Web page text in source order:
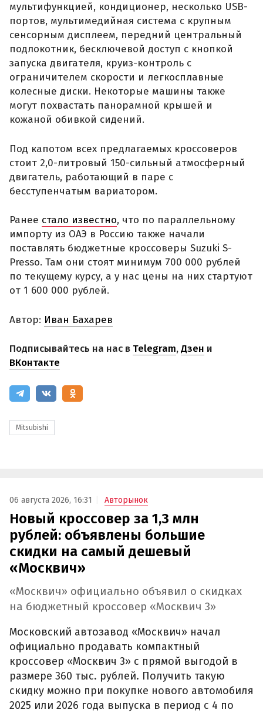
мультифункцией, кондиционер, несколько USB-
портов, мультимедийная система с крупным
сенсорным дисплеем, передний центральный
подлокотник, бесключевой доступ с кнопкой
запуска двигателя, круиз-контроль с
ограничителем скорости и легкосплавные
колесные диски. Некоторые машины также
могут похвастать панорамной крышей и
кожаной обивкой сидений.
Под капотом всех предлагаемых кроссоверов
стоит 2,0-литровый 150-сильный атмосферный
двигатель, работающий в паре с
бесступенчатым вариатором.
Ранее стало известно, что по параллельному
импорту из ОАЭ в Россию также начали
поставлять бюджетные кроссоверы Suzuki S-
Presso. Там они стоят минимум 700 000 рублей
по текущему курсу, а у нас цены на них стартуют
от 1 600 000 рублей.
Автор: Иван Бахарев
Подписывайтесь на нас в Telegram,Дзен и
ВКонтакте
Mitsubishi
06 августа 2026, 16:31 Авторынок
Новый кроссовер за 1,3 млн
рублей: объявлены большие
скидки на самый дешевый
«Москвич»
«Москвич» официально объявил о скидках
на бюджетный кроссовер «Москвич 3»
Московский автозавод «Москвич» начал
официально продавать компактный
кроссовер «Москвич 3» с прямой выгодой в
размере 360 тыс. рублей. Получить такую
скидку можно при покупке нового автомобиля
2025 или 2026 года выпуска в период с 4 по